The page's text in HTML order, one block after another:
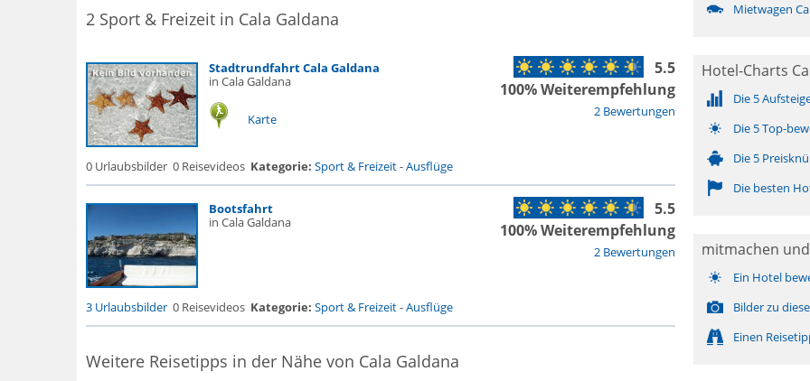
2 Sport & Freizeit in Cala Galdana
Stadtrundfahrt Cala Galdana
in Cala Galdana
Karte 2 Bewertungen
5.5
100% Weiterempfehlung
0 Urlaubsbilder 0 Reisevideos Kategorie: Sport & Freizeit-Ausflüge
Bootsfahrt
in Cala Galdana
2 Bewertungen
5.5
100% Weiterempfehlung
3 Urlaubsbilder 0 Reisevideos Kategorie: Sport & Freizeit-Ausflüge
Weitere Reisetipps in der Nähe von Cala Galdana
Mietwagen
Hotel-Charts
Die 5
Die 5 Top-
Die 5
Die besten
mitmachen
Ein Hotel
Bilder zu
Einen